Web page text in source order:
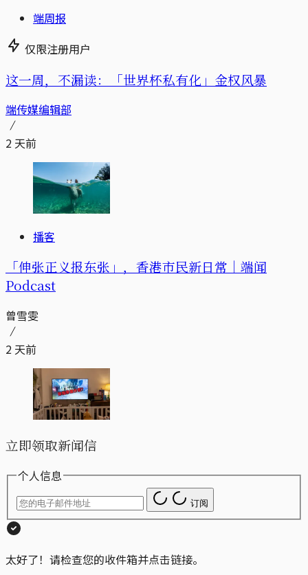
端周报
仅限注册用户
这一周，不漏读：「世界杯私有化」金权风暴
端传媒编辑部
2 天前
播客
「伸张正义报东张」，香港市民新日常｜端闻
Podcast
曾雪雯
2 天前
立即领取新闻信
个人信息
订阅
太好了！请检查您的收件箱并点击链接。